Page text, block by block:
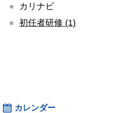
カリナビ
初任者研修 (1)
カレンダー